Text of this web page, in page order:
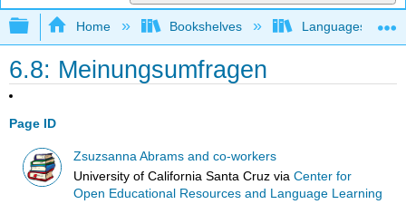
Expand/collapse global hierarchy
Home Bookshelves Languages
6.8: Meinungsumfragen
Page ID
Zsuzsanna Abrams and co-workers
University of California Santa Cruz viaCenter for
Open Educational Resources and Language Learning